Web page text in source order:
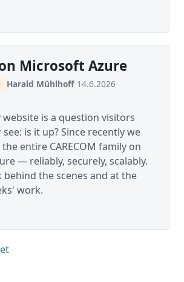
Microsoft Azure
Harald Mühlhoff· 14.6.2026
website is a question visitors
is it up? Since recently we
entire CARECOM family on
— reliably, securely, scalably.
behind the scenes and at the
work.